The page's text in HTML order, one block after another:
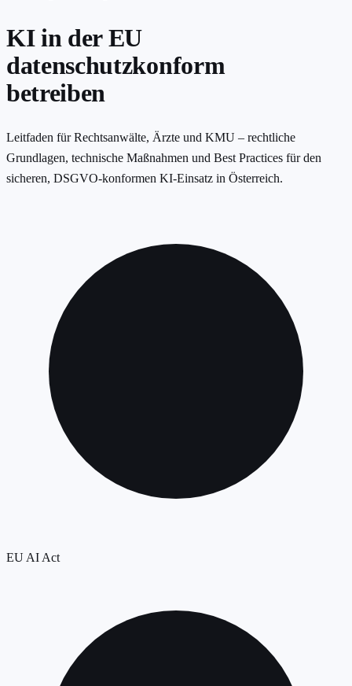
KI in der EU
datenschutzkonform
betreiben
Leitfaden für Rechtsanwälte, Ärzte und KMU – rechtliche
Grundlagen, technische Maßnahmen und Best Practices für den
sicheren, DSGVO-konformen KI-Einsatz in Österreich.
EU AI Act